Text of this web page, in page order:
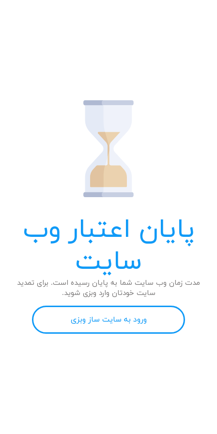
پایان اعتبار وب
سایت
مدت زمان وب سایت شما به پایان رسیده است. برای تمدید
سایت خودتان وارد وبزی شوید.
ورود به سایت ساز وبزی